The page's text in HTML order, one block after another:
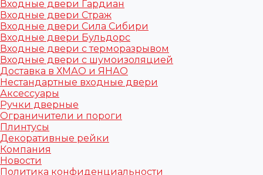
Входные двери Гардиан
Входные двери Страж
Входные двери Сила Сибири
Входные двери Бульдорс
Входные двери с терморазрывом
Входные двери с шумоизоляцией
Доставка в ХМАО и ЯНАО
Нестандартные входные двери
Аксессуары
Ручки дверные
Ограничители и пороги
Плинтусы
Декоративные рейки
Компания
Новости
Политика конфиденциальности